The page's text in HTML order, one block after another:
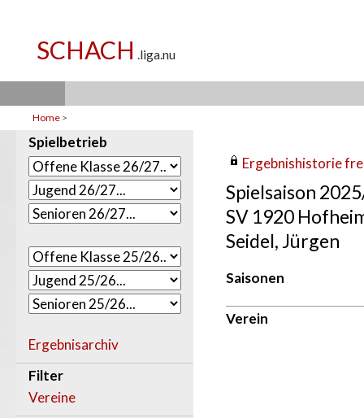
Home >
Spielbetrieb
Ergebnisarchiv
Filter
Vereine
Ergebnishistorie
Spielsaison
SV 1920
Seidel, Jürgen
Saisonen
Verein